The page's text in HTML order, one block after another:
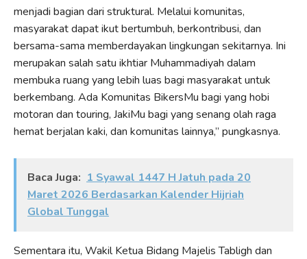
menjadi bagian dari struktural. Melalui komunitas,
masyarakat dapat ikut bertumbuh, berkontribusi, dan
bersama-sama memberdayakan lingkungan sekitarnya. Ini
merupakan salah satu ikhtiar Muhammadiyah dalam
membuka ruang yang lebih luas bagi masyarakat untuk
berkembang. Ada Komunitas BikersMu bagi yang hobi
motoran dan touring, JakiMu bagi yang senang olah raga
hemat berjalan kaki, dan komunitas lainnya,” pungkasnya.
Baca Juga: 1 Syawal 1447 H Jatuh pada 20
Maret 2026 Berdasarkan Kalender Hijriah
Global Tunggal
Sementara itu, Wakil Ketua Bidang Majelis Tabligh dan